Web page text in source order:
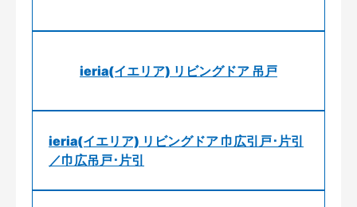
ieria(イエリア) リビングドア 吊戸
ieria(イエリア) リビングドア 巾広引戸･片引
／巾広吊戸･片引